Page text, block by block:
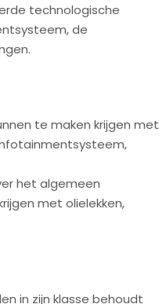
technologische
de
te maken krijgen met
het algemeen
met olielekken,
in zijn klasse behoudt